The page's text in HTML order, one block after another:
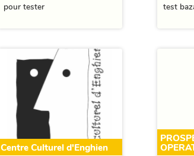
pour tester test
Centre Culturel d'Enghien